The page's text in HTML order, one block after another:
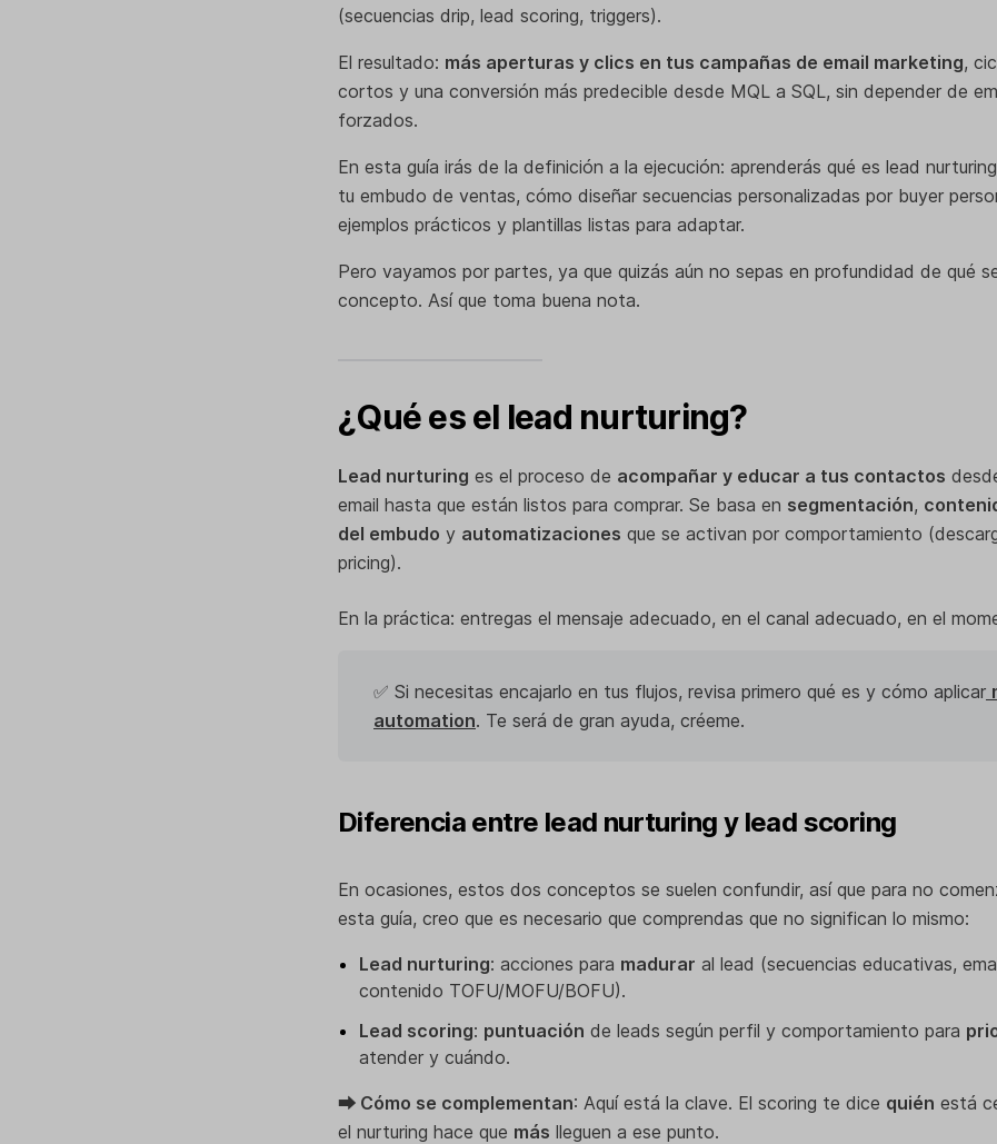
(secuencias drip, lead scoring, triggers).
El resultado: más aperturas y clics en tus campañas de email marketing,
cortos y una conversión más predecible desde MQL a SQL, sin depender de
forzados.
En esta guía irás de la definición a la ejecución: aprenderás qué es lead
tu embudo de ventas, cómo diseñar secuencias personalizadas por buyer
ejemplos prácticos y plantillas listas para adaptar.
Pero vayamos por partes, ya que quizás aún no sepas en profundidad de qué
concepto. Así que toma buena nota.
¿Qué es el lead nurturing?
Lead nurturing es el proceso de acompañar y educar a tus contactos
email hasta que están listos para comprar. Se basa en segmentación,
del embudo y automatizaciones que se activan por comportamiento
pricing).
En la práctica: entregas el mensaje adecuado, en el canal adecuado, en el
✅ Si necesitas encajarlo en tus flujos, revisa primero qué es y cómo aplicar
automation. Te será de gran ayuda, créeme.
Diferencia entre lead nurturing y lead scoring
En ocasiones, estos dos conceptos se suelen confundir, así que para no
esta guía, creo que es necesario que comprendas que no significan lo mismo:
Lead nurturing: acciones para madurar al lead (secuencias educativas,
contenido TOFU/MOFU/BOFU).
Lead scoring: puntuación de leads según perfil y comportamiento para
atender y cuándo.
⮕ Cómo se complementan: Aquí está la clave. El scoring te dice quién está
el nurturing hace que más lleguen a ese punto.